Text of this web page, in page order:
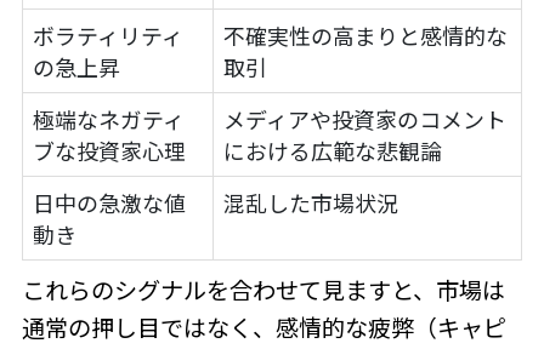
ボラティリティ
の急上昇
不確実性の高まりと感情的な
取引
極端なネガティ
ブな投資家心理
メディアや投資家のコメント
における広範な悲観論
日中の急激な値
動き
混乱した市場状況
これらのシグナルを合わせて見ますと、市場は
通常の押し目ではなく、感情的な疲弊（キャピ